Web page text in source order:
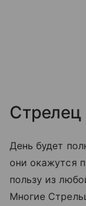
Стрелец
День будет
они окажутся
пользу из
Многие